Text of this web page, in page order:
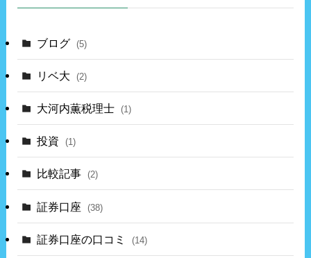
ブログ (5)
リベ大 (2)
大河内薫税理士 (1)
投資 (1)
比較記事 (2)
証券口座 (38)
証券口座の口コミ (14)